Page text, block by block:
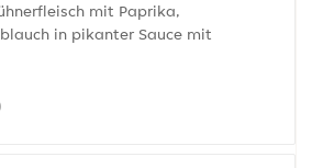
mit Paprika,
in pikanter Sauce mit